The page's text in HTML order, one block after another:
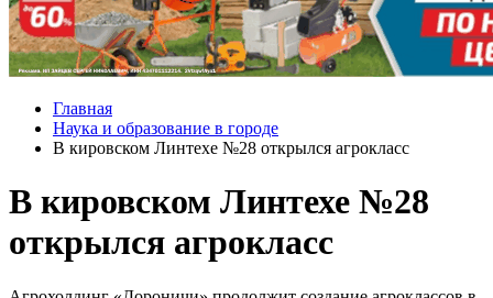
Главная
Наука и образование в городе
В кировском Линтехе №28 открылся агрокласс
В кировском Линтехе №28
открылся агрокласс